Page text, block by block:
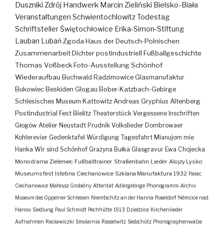
Duszniki Zdrój Handwerk Marcin Zieliński Bielsko-Biała
Veranstaltungen SchwientochlowitzTodestag
SchriftstellerŚwiętochłowice Erika-Simon-Stiftung
Lauban LubańZgoda Haus der Deutsch-Polnischen
ZusammenarbeitDichterpostindustriell Fußballgeschichte
Thomas VoßbeckFoto-AusstellungSchönhof
Wiederaufbau Buchwald Radzimowice Glasmanufaktur
Bukowiec Beskiden Glogau Bober-Katzbach-Gebirge
Schlesisches Museum Kattowitz Andreas Gryphius Altenberg
Postindustrial Fest Bielitz Theaterstück Vergessene Inschriften
Głogów Atelier Neustadt Prudnik Volkslieder Dombrowaer
Kohlerevier Gedenktafel Würdigung Tagesfahrt Mianujom mie
Hanka Wir sind Schönhof Grażyna Bułka Glasgravur Ewa Chojecka
Monodrama Zieleniec Fußballtrainer Straßenbahn Lieder Alojzy Lysko
Museumsfest Istebna Ciechanowice Szklana Manufaktura 1932 Pałac
Ciechanowice Mateusz Grobelny Attentat Adlergebirge Phonogramm-Archiv
Museum des Oppelner Schlesien Niemtschitz an der Hanna Roseldorf Némčice nad
Hanou Siedlung Paul Schmidt Pechhütte 1913 Dziedzice Kirchenlieder
Aufnahmen Racławiczki Smolarnia Rasselwitz Sedschütz Phonographenwalze